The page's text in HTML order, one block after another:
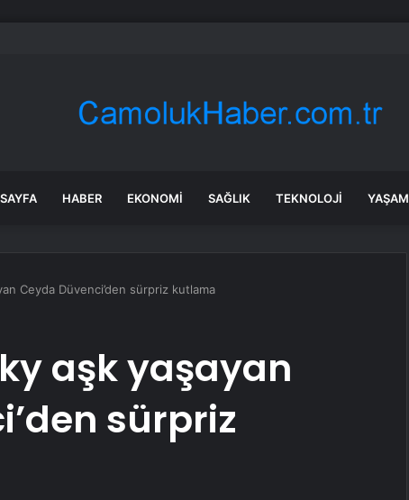
HABER EKONOMI SAĞLIK TEKNOLOJI YAŞAM
Ceyda Düvenci’den sürpriz kutlama
aşk yaşayan
sürpriz